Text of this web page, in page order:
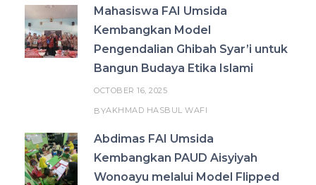
Mahasiswa FAI Umsida
Kembangkan Model
Pengendalian Ghibah Syar’i untuk
Bangun Budaya Etika Islami
OCTOBER 16, 2025
BYAKHMAD HASBUL WAFI
Abdimas FAI Umsida
Kembangkan PAUD Aisyiyah
Wonoayu melalui Model Flipped